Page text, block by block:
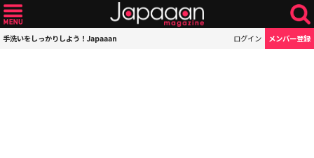
手洗いをしっかりしよう！Japaaan ログイン メンバー登録